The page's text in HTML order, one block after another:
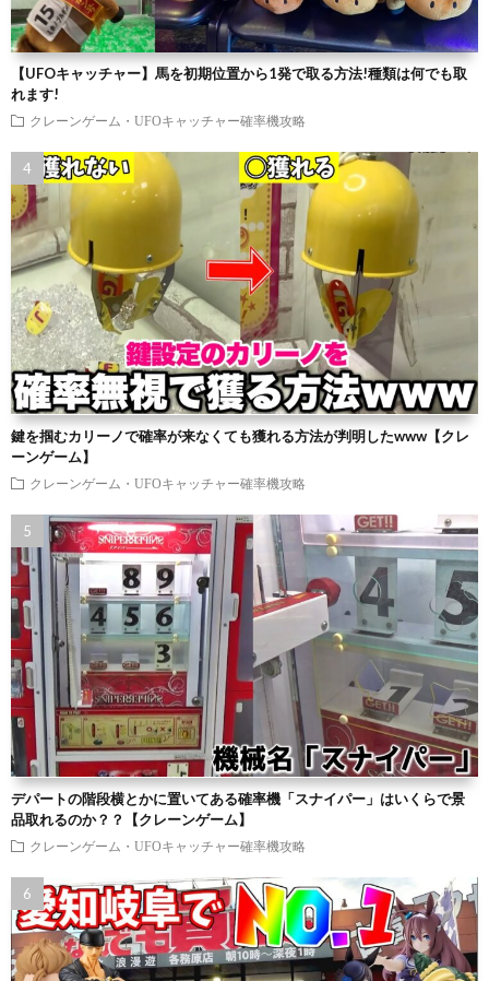
【UFOキャッチャー】馬を初期位置から1発で取る方法!種類は何でも取
れます!
クレーンゲーム・UFOキャッチャー確率機攻略
鍵を掴むカリーノで確率が来なくても獲れる方法が判明したwww【クレ
ーンゲーム】
クレーンゲーム・UFOキャッチャー確率機攻略
デパートの階段横とかに置いてある確率機「スナイパー」はいくらで景
品取れるのか？？【クレーンゲーム】
クレーンゲーム・UFOキャッチャー確率機攻略